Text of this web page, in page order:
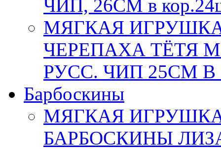
ЧИП, 26СМ в
МЯГКАЯ
ЧЕРЕПАХА ТЁТЯ
РУСС. ЧИП 25СМ В
Барбоскины
МЯГКАЯ
БАРБОСКИНЫ